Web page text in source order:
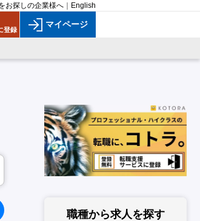
お探しの企業様へ English
登録
マイページ
職種から求人を探す